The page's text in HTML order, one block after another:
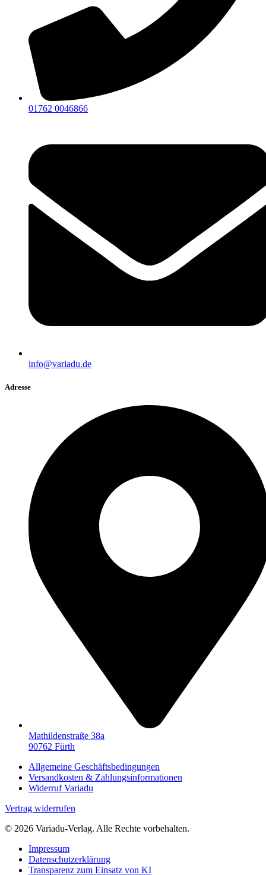
01762 0046866
info@variadu.de
Adresse
Mathildenstraße 38a
90762 Fürth
Allgemeine Geschäftsbedingungen
Versandkosten & Zahlungsinformationen
Widerruf Variadu
Vertrag widerrufen
© 2026 Variadu-Verlag. Alle Rechte vorbehalten.
Impressum
Datenschutzerklärung
Transparenz zum Einsatz von KI